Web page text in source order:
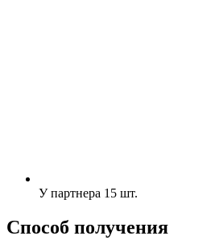
У партнера 15 шт.
Способ получения